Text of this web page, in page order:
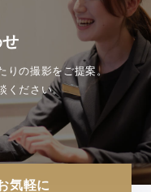
りの撮影をご提案。
ください。
気軽に